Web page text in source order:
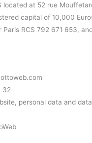
located at 52 rue
capital of 10,000
RCS 792 671 653,
32
personal data and